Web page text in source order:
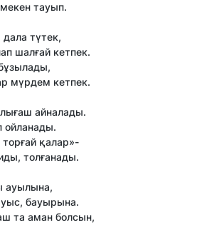
тауып.
түтек,
шалғай кетпек.
мүрдем кетпек.
айналады.
ойланады.
торғай қалар»-
толғанады.
ауылына,
бауырына.
та аман болсын,